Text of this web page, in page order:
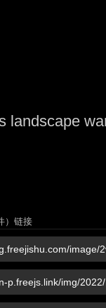
landscape
）链接